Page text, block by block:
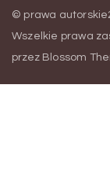
© prawa
Wszelkie prawa
przez Blossom